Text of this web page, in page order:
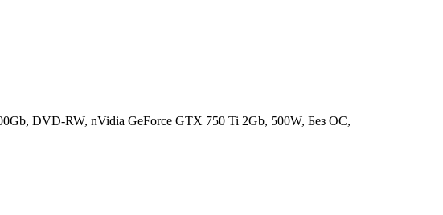
DVD-RW, nVidia GeForce GTX 750 Ti 2Gb, 500W, Без ОС,